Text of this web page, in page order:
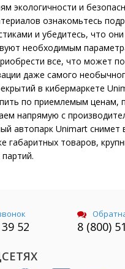
экологичности и
ознакомьтесь
и убедитесь, что они
необходимым
все, что может
даже самого
в кибермаркете
по приемлемым ценам,
напрямую с
автопарк Unimart снимет
габаритных товаров,
52
8 (800)